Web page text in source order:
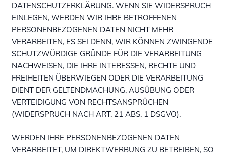
DATENSCHUTZERKLÄRUNG. WENN SIE WIDERSPRUCH
EINLEGEN, WERDEN WIR IHRE BETROFFENEN
PERSONENBEZOGENEN DATEN NICHT MEHR
VERARBEITEN, ES SEI DENN, WIR KÖNNEN ZWINGENDE
SCHUTZWÜRDIGE GRÜNDE FÜR DIE VERARBEITUNG
NACHWEISEN, DIE IHRE INTERESSEN, RECHTE UND
FREIHEITEN ÜBERWIEGEN ODER DIE VERARBEITUNG
DIENT DER GELTENDMACHUNG, AUSÜBUNG ODER
VERTEIDIGUNG VON RECHTSANSPRÜCHEN
(WIDERSPRUCH NACH ART. 21 ABS. 1 DSGVO).
WERDEN IHRE PERSONENBEZOGENEN DATEN
VERARBEITET, UM DIREKTWERBUNG ZU BETREIBEN, SO